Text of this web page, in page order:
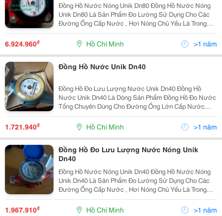
Đồng Hồ Nước Nóng Unik Dn80 Đồng Hồ Nước Nóng
Unik Dn80 Là Sản Phẩm Đo Lường Sử Dụng Cho Các
Đường Ống Cấp Nước , Hơi Nóng Chủ Yếu Là Trong
Các Nhà Máy Và Xí Nghiệp Dệt , Hóa Chất . Đồng Hồ
Nước Nóng Unik Dn80 Size : Dn80 Kết Nối : Bíc
6.924.960₫ Hồ Chí Minh >1 năm
Đồng Hồ Nước Unik Dn40
Đồng Hồ Đo Lưu Lượng Nước Unik Dn40 Đồng Hồ
Nước Unik Dn40 Là Dòng Sản Phẩm Đồng Hồ Đo Nước
Tổng Chuyên Dùng Cho Đường Ống Lớn Cấp Nước
Của Các Tòa Nhà , Chung Cư , Đường Ống Nước Sạch
Chính Của Quận , Huyện Hoặc Dùng Làm Đồng Hồ Đo
Lưu Lượng Nước
1.721.940₫ Hồ Chí Minh >1 năm
Đồng Hồ Đo Lưu Lượng Nước Nóng Unik
Dn40
Đồng Hồ Nước Nóng Unik Dn40 Đồng Hồ Nước Nóng
Unik Dn40 Là Sản Phẩm Đo Lường Sử Dụng Cho Các
Đường Ống Cấp Nước , Hơi Nóng Chủ Yếu Là Trong
Các Nhà Máy Và Xí Nghiệp Dệt , Hóa Chất . Đồng Hồ
Nước Nóng Unik Dn40 Size : Dn40 Kết Nối : Bíc
1.967.910₫ Hồ Chí Minh >1 năm